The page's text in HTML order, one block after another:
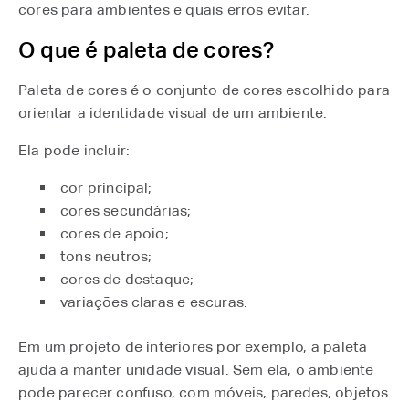
cores para ambientes e quais erros evitar.
O que é paleta de cores?
Paleta de cores é o conjunto de cores escolhido para
orientar a identidade visual de um ambiente.
Ela pode incluir:
cor principal;
cores secundárias;
cores de apoio;
tons neutros;
cores de destaque;
variações claras e escuras.
Em um projeto de interiores por exemplo, a paleta
ajuda a manter unidade visual. Sem ela, o ambiente
pode parecer confuso, com móveis, paredes, objetos